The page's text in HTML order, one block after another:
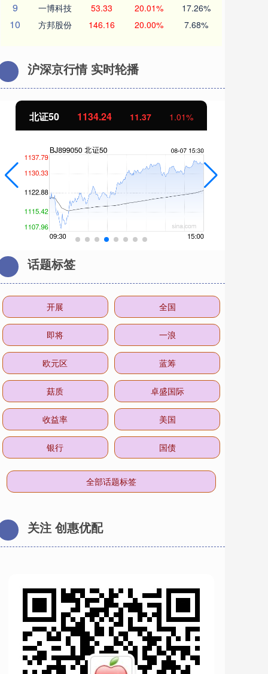
9 一博科技 53.33 20.01% 17.26%
10 方邦股份 146.16 20.00% 7.68%
沪深京行情 实时轮播
北证50 1134.24 11.37 1.01%
话题标签
开展 全国
即将 一浪
欧元区 蓝筹
菇质 卓盛国际
收益率 美国
银行 国债
全部话题标签
关注 创惠优配